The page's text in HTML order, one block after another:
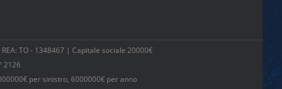
| REA: TO - 1348467 | Capitale sociale 20000€
2126
per sinistro, 6000000€ per anno